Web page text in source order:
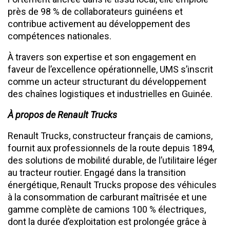
près de 98 % de collaborateurs guinéens et
contribue activement au développement des
compétences nationales.
À travers son expertise et son engagement en
faveur de l’excellence opérationnelle, UMS s’inscrit
comme un acteur structurant du développement
des chaînes logistiques et industrielles en Guinée.
À propos de Renault Trucks
Renault Trucks, constructeur français de camions,
fournit aux professionnels de la route depuis 1894,
des solutions de mobilité durable, de l’utilitaire léger
au tracteur routier. Engagé dans la transition
énergétique, Renault Trucks propose des véhicules
à la consommation de carburant maîtrisée et une
gamme complète de camions 100 % électriques,
dont la durée d’exploitation est prolongée grâce à